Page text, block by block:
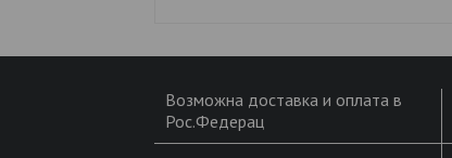
Возможна доставка и оплата в
Рос.Федерац